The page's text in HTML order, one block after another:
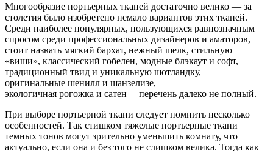
Многообразие портьерных тканей достаточно велико — за
столетия было изобретено немало вариантов этих тканей.
Среди наиболее популярных, пользующихся равнозначным
спросом среди профессиональных дизайнеров и аматоров,
стоит назвать мягкий бархат, нежный шелк, стильную
«виши», классический гобелен, модные блэкаут и софт,
традиционный твид и уникальную шотландку,
оригинальные шенилл и шанзелизе,
экологичная рогожка и сатен— перечень далеко не полный.
При выборе портьерной ткани следует помнить несколько
особенностей. Так стишком тяжелые портьерные ткани
темных тонов могут зрительно уменьшить комнату, что
актуально, если она и без того не слишком велика. Тогда как